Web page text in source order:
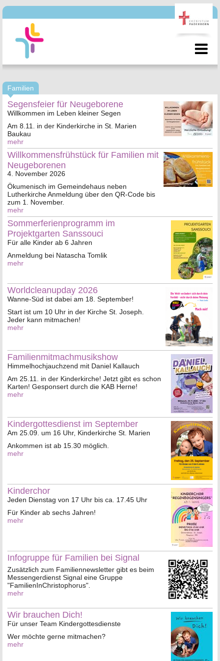
Familien
Segensfeier für Neugeborene
Willkommen im Leben kleiner Segen
Am 8.11. in der Kinderkirche in St. Marien
Baukau
mehr
Willkommensfrühstück für Familien mit
Neugeborenen
4. November 2026
Ökumenisch im Gemeindehaus neben
Lutherkirche Anmeldung über den QR-Code bis
zum 1. November.
mehr
Sommerferienprogramm im
Projektgarten Sanssouci
Für alle Kinder ab 6 Jahren
Anmeldung bei Natascha Tomlik
mehr
Worldcleanupday 2026
Wanne-Süd ist dabei am 18. September!
Start ist um 10 Uhr in der Kirche St. Joseph.
Jeder kann mitmachen!
mehr
Familienmitmachmusikshow
Himmelhochjauchzend mit Daniel Kallauch
Am 25.11. in der Kinderkirche! Jetzt gibt es schon
Karten! Gesponsert durch die KAB Herne!
mehr
Kindergottesdienst im September
Am 25.09. um 16 Uhr, Kinderkirche St. Marien
Ankommen ist ab 15.30 möglich.
mehr
Kinderchor
Jeden Dienstag von 17 Uhr bis ca. 17.45 Uhr
Für Kinder ab sechs Jahren!
mehr
Infogruppe für Familien bei Signal
Zusätzlich zum Familiennewsletter gibt es beim
Messengerdienst Signal eine Gruppe
"FamilienInChristophorus".
mehr
Wir brauchen Dich!
Für unser Team Kindergottesdienste
Wer möchte gerne mitmachen?
mehr